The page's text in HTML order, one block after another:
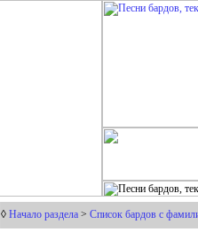
◊ Начало раздела > Список бардов с